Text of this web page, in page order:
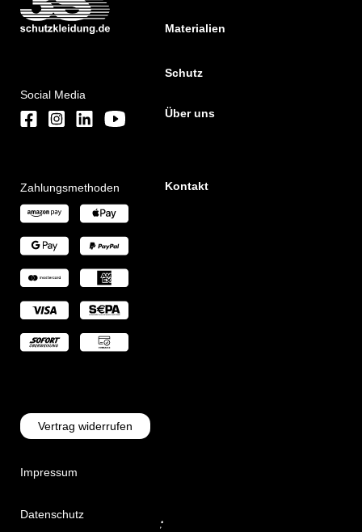
Social Media
Zahlungsmethoden
Vertrag widerrufen
Impressum
Datenschutz
Materialien
Schutz
Über uns
Kontakt